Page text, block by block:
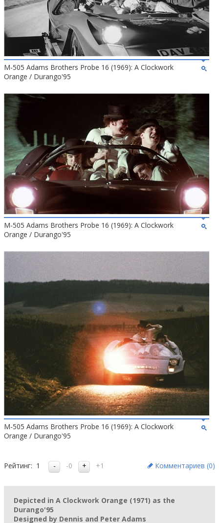
M-505 Adams Brothers Probe 16 (1969): A Clockwork
Orange / Durango'95
M-505 Adams Brothers Probe 16 (1969): A Clockwork
Orange / Durango'95
M-505 Adams Brothers Probe 16 (1969): A Clockwork
Orange / Durango'95
Рейтинг: 1 -0 +1 Комментариев (0)
Depicted in A Clockwork Orange (1971) as the
Durango'95
Designed by Dennis and Peter Adams